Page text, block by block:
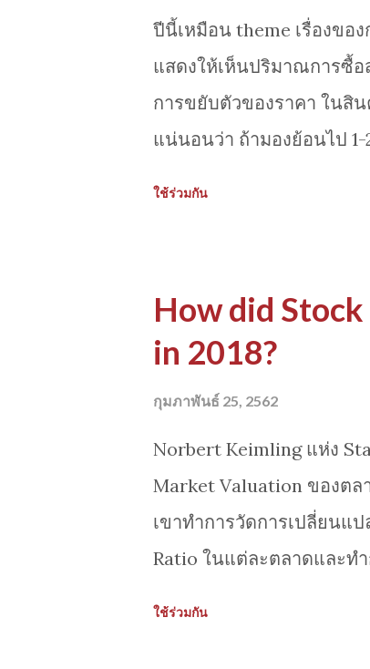
- AI สไตล์ Deep Q-
non linear แบบเดิมใช้กา
learning (AI ตัดสินใจซื้อ/
กลุ่มนี้ใช้ AI ในกรอบของก
ปีนี้เหมือน theme เรื่องขอ
แสดงให้เห็นปริมาณการซื้
การขยับตัวของราคา ในสิ
แน่นอนว่า ถ้ามองย้อนไป
ใช้ร่วมกัน
How did
in 2018?
กุมภาพันธ์ 25, 2562
Norbert Keimling แห่ง
Market Valuation ของตล
เขาทำการวัดการเปลี่ยนแ
Ratio ในแต่ละตลาดและท
ใช้ร่วมกัน